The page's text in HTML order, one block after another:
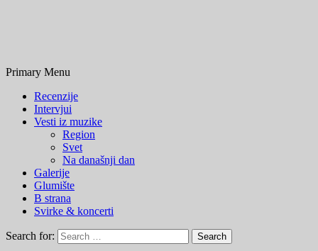
Primary Menu
Recenzije
Intervjui
Vesti iz muzike
Region
Svet
Na današnji dan
Galerije
Glumište
B strana
Svirke & koncerti
Search for: